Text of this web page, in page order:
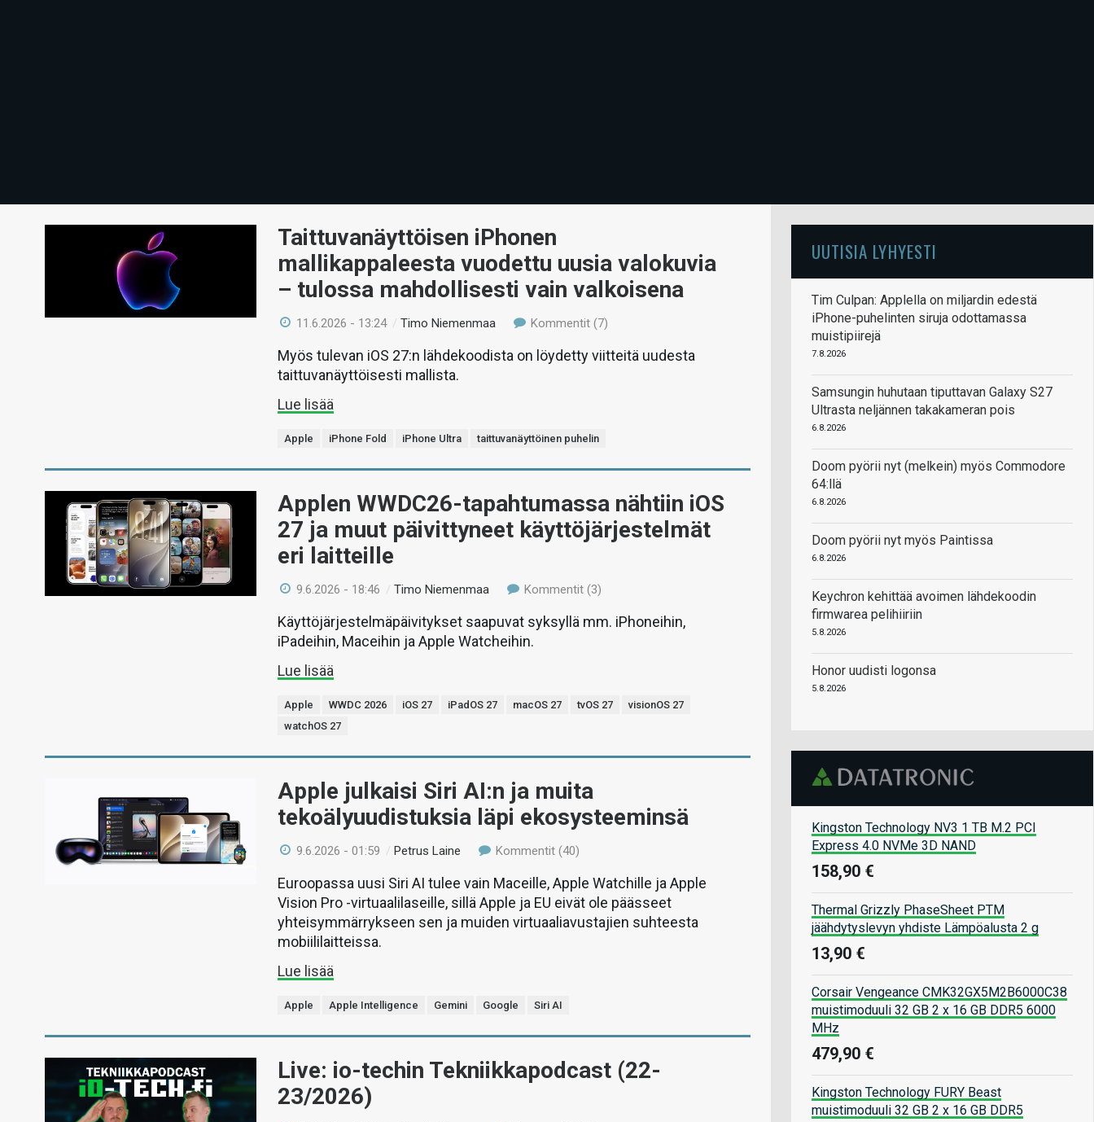
Taittuvanäyttöisen iPhonen
mallikappaleesta vuodettu uusia valokuvia
– tulossa mahdollisesti vain valkoisena
11.6.2026 - 13:24 /Timo Niemenmaa Kommentit (7)
Myös tulevan iOS 27:n lähdekoodista on löydetty viitteitä uudesta
taittuvanäyttöisesti mallista.
Lue lisää
Apple iPhone Fold iPhone Ultra taittuvanäyttöinen puhelin
Applen WWDC26-tapahtumassa nähtiin iOS
27 ja muut päivittyneet käyttöjärjestelmät
eri laitteille
9.6.2026 - 18:46 /Timo Niemenmaa Kommentit (3)
Käyttöjärjestelmäpäivitykset saapuvat syksyllä mm. iPhoneihin,
iPadeihin, Maceihin ja Apple Watcheihin.
Lue lisää
Apple WWDC 2026 iOS 27 iPadOS 27 macOS 27 tvOS 27
visionOS 27
watchOS 27
Apple julkaisi Siri AI:n ja muita
tekoälyuudistuksia läpi ekosysteeminsä
9.6.2026 - 01:59 /Petrus Laine Kommentit (40)
Euroopassa uusi Siri AI tulee vain Maceille, Apple Watchille ja Apple
Vision Pro -virtuaalilaseille, sillä Apple ja EU eivät ole päässeet
yhteisymmärrykseen sen ja muiden virtuaaliavustajien suhteesta
mobiililaitteissa.
Lue lisää
Apple Apple Intelligence Gemini Google Siri AI
Live: io-techin Tekniikkapodcast (22-
23/2026)
UUTISIA LYHYESTI
Tim Culpan: Applella on miljardin edestä
iPhone-puhelinten siruja odottamassa
muistipiirejä
7.8.2026
Samsungin huhutaan tiputtavan Galaxy S27
Ultrasta neljännen takakameran pois
6.8.2026
Doom pyörii nyt (melkein) myös Commodore
64:llä
6.8.2026
Doom pyörii nyt myös Paintissa
6.8.2026
Keychron kehittää avoimen lähdekoodin
firmwarea pelihiiriin
5.8.2026
Honor uudisti logonsa
5.8.2026
Kingston Technology NV3 1 TB M.2 PCI
Express 4.0 NVMe 3D NAND
158,90 €
Thermal Grizzly PhaseSheet PTM
jäähdytyslevyn yhdiste Lämpöalusta 2 g
13,90 €
Corsair Vengeance CMK32GX5M2B6000C38
muistimoduuli 32 GB 2 x 16 GB DDR5 6000
MHz
479,90 €
Kingston Technology FURY Beast
muistimoduuli 32 GB 2 x 16 GB DDR5